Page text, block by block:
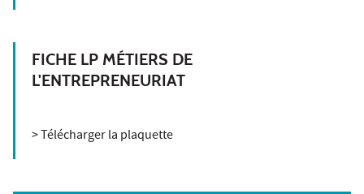
FICHE LP MÉTIERS DE
L'ENTREPRENEURIAT
> Télécharger la plaquette